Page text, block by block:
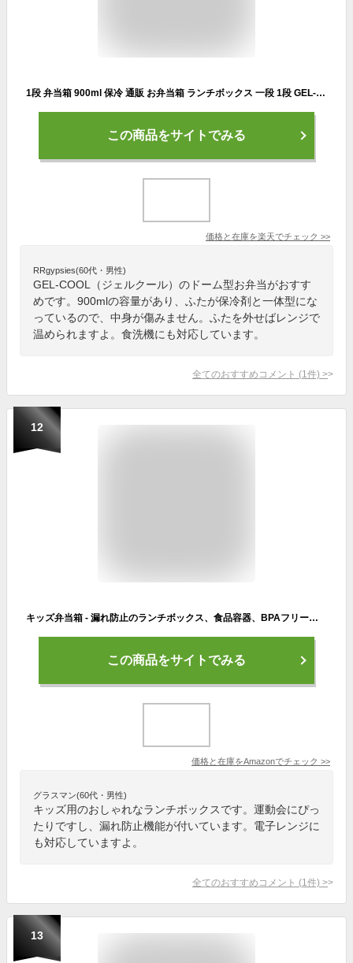
1段 弁当箱 900ml 保冷 通販 お弁当箱 ランチボックス 一段 1段 GEL-COOL ジェルクール dome ドーム L 900 ドーム型 お弁当 男子 大容量 保冷剤 内蔵 保冷剤一体型 蓋を外して 本体のみ レンジ対応 食洗機対応 お弁当グッズ 大人用弁当箱 キッチン用品
この商品をサイトでみる
価格と在庫を楽天でチェック >>
RRgypsies(60代・男性)
GEL-COOL（ジェルクール）のドーム型お弁当がおすす
めです。900mlの容量があり、ふたが保冷剤と一体型にな
っているので、中身が傷みません。ふたを外せばレンジで
温められますよ。食洗機にも対応しています。
全てのおすすめコメント (1 件) >
12
キッズ弁当箱 - 漏れ防止のランチボックス、食品容器、BPAフリー漏れ防止のランチボックス電子レンジ金庫 - お弁当封印されたリークプルーフ,グリーン
この商品をサイトでみる
価格と在庫をAmazonでチェック >>
グラスマン(60代・男性)
キッズ用のおしゃれなランチボックスです。運動会にぴっ
たりですし、漏れ防止機能が付いています。電子レンジに
も対応していますよ。
全てのおすすめコメント (1 件) >
13